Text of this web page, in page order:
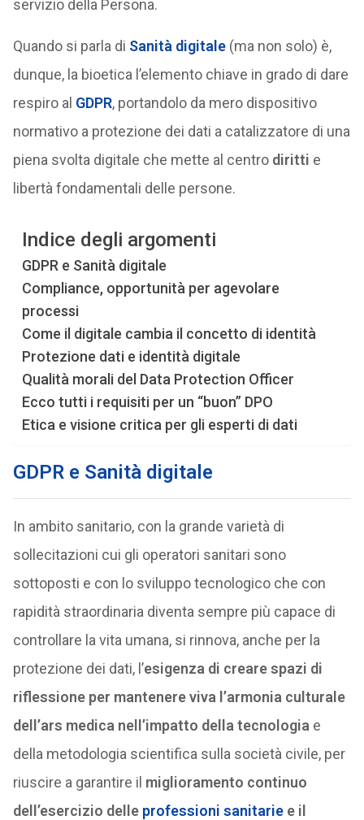
servizio della Persona.
Quando si parla di Sanità digitale(ma non solo) è,
dunque, la bioetica l’elemento chiave in grado di dare
respiro al GDPR, portandolo da mero dispositivo
normativo a protezione dei dati a catalizzatore di una
piena svolta digitale che mette al centro diritti e
libertà fondamentali delle persone.
Indice degli argomenti
GDPR e Sanità digitale
Compliance, opportunità per agevolare
processi
Come il digitale cambia il concetto di identità
Protezione dati e identità digitale
Qualità morali del Data Protection Officer
Ecco tutti i requisiti per un “buon” DPO
Etica e visione critica per gli esperti di dati
GDPR e Sanità digitale
In ambito sanitario, con la grande varietà di
sollecitazioni cui gli operatori sanitari sono
sottoposti e con lo sviluppo tecnologico che con
rapidità straordinaria diventa sempre più capace di
controllare la vita umana, si rinnova, anche per la
protezione dei dati, l’esigenza di creare spazi di
riflessione per mantenere viva l’armonia culturale
dell’ars medica nell’impatto della tecnologia e
della metodologia scientifica sulla società civile, per
riuscire a garantire il miglioramento continuo
dell’esercizio delle professioni sanitariee il